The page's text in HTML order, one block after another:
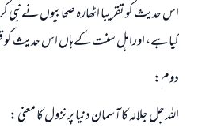
اس حديث كو تقريبا اٹھارہ صحابيوں نےنبي
كيا ہے، اوراہل سنت كےہاں اس حديث
دوم:
اللہ جل جلالہ كا آسمان دنيا پر نزول كا معني :